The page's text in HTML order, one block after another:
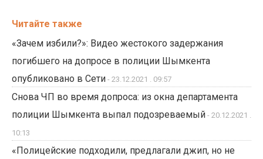
Читайте также
«Зачем избили?»: Видео жестокого задержания
погибшего на допросе в полиции Шымкента
опубликовано в Сети - 23.12.2021 . 09:57
Снова ЧП во время допроса: из окна департамента
полиции Шымкента выпал подозреваемый - 20.12.2021 .
10:13
«Полицейские подходили, предлагали джип, но не